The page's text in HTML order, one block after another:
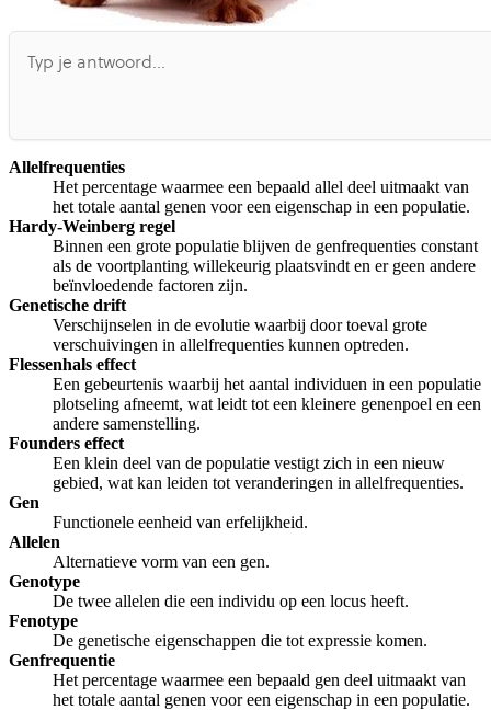
Allelfrequenties
Het percentage waarmee een bepaald allel deel uitmaakt van
het totale aantal genen voor een eigenschap in een populatie.
Hardy-Weinberg regel
Binnen een grote populatie blijven de genfrequenties constant
als de voortplanting willekeurig plaatsvindt en er geen andere
beïnvloedende factoren zijn.
Genetische drift
Verschijnselen in de evolutie waarbij door toeval grote
verschuivingen in allelfrequenties kunnen optreden.
Flessenhals effect
Een gebeurtenis waarbij het aantal individuen in een populatie
plotseling afneemt, wat leidt tot een kleinere genenpoel en een
andere samenstelling.
Founders effect
Een klein deel van de populatie vestigt zich in een nieuw
gebied, wat kan leiden tot veranderingen in allelfrequenties.
Gen
Functionele eenheid van erfelijkheid.
Allelen
Alternatieve vorm van een gen.
Genotype
De twee allelen die een individu op een locus heeft.
Fenotype
De genetische eigenschappen die tot expressie komen.
Genfrequentie
Het percentage waarmee een bepaald gen deel uitmaakt van
het totale aantal genen voor een eigenschap in een populatie.